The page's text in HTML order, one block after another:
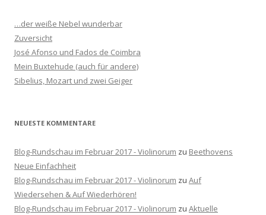
n
a
c
h
…der weiße Nebel wunderbar
Zuversicht
José Afonso und Fados de Coimbra
Mein Buxtehude (auch für andere)
Sibelius, Mozart und zwei Geiger
NEUESTE KOMMENTARE
Blog-Rundschau im Februar 2017 - Violinorum zu Beethovens
Neue Einfachheit
Blog-Rundschau im Februar 2017 - Violinorum zu Auf
Wiedersehen & Auf Wiederhören!
Blog-Rundschau im Februar 2017 - Violinorum zu Aktuelle